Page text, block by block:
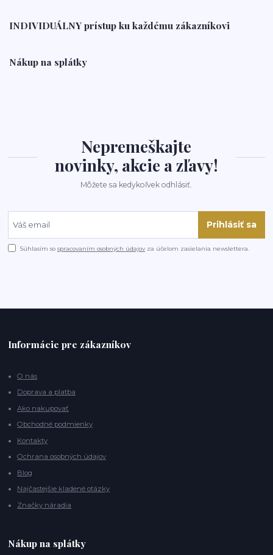
INDIVIDUÁLNY prístup ku každému zákazníkovi
Nákup na splátky
Nepremeškajte
novinky, akcie a zľavy!
Môžete sa kedykoľvek odhlásiť.
Prihlásiť sa
Súhlasím sospracovaním osobných údajov za účelom zasielania newslettera.
Informácie pre zákazníkov
O nás
Doprava a platba
Ako nakupovať
Obchodné podmienky
Kontakty
Ochrana osobných údajov
Blog
Najčastejšie kladené otázky
Značky náradia
Nákup na splátky